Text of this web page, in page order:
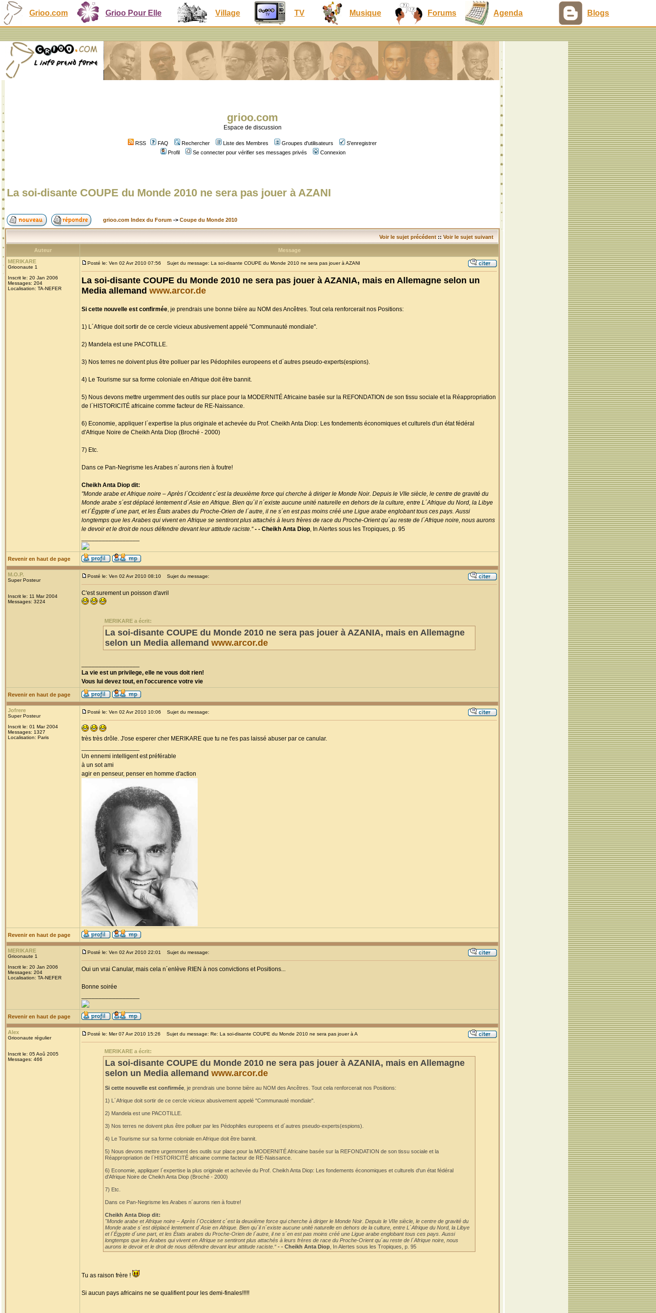
Grioo.com Grioo Pour Elle Village TV Musique Forums Agenda Blogs
grioo.com
Espace de discussion
RSS FAQ Rechercher Liste des Membres Groupes d'utilisateurs
S'enregistrer
Profil
Se connecter pour vérifier ses messages privés Connexion
La soi-disante COUPE du Monde 2010 ne sera pas jouer à AZANI
grioo.com Index du Forum -> Coupe du Monde 2010
Voir le sujet précédent :: Voir le sujet suivant
Auteur
Message
MERIKARE
Grioonaute 1
Inscrit le: 20 Jan 2006
Messages: 204
Localisation: TA-NEFER
Posté le: Ven 02 Avr 2010 07:56 Sujet du message: La soi-disante COUPE du Monde 2010 ne sera pas jouer à AZANI
La soi-disante COUPE du Monde 2010 ne sera pas jouer à AZANIA, mais en Allemagne selon un
Media allemand www.arcor.de
Si cette nouvelle est confirmée, je prendrais une bonne bière au NOM des Ancêtres. Tout cela renforcerait nos Positions:
1) L´Afrique doit sortir de ce cercle vicieux abusivement appelé "Communauté mondiale".
2) Mandela est une PACOTILLE.
3) Nos terres ne doivent plus être polluer par les Pédophiles europeens et d´autres pseudo-experts(espions).
4) Le Tourisme sur sa forme coloniale en Afrique doit être bannit.
5) Nous devons mettre urgemment des outils sur place pour la MODERNITÉ Africaine basée sur la REFONDATION de son tissu sociale et la Réappropriation
de l´HISTORICITÉ africaine comme facteur de RE-Naissance.
6) Economie, appliquer l´expertise la plus originale et achevée du Prof. Cheikh Anta Diop: Les fondements économiques et culturels d'un état fédéral
d'Afrique Noire de Cheikh Anta Diop (Broché - 2000)
7) Etc.
Dans ce Pan-Negrisme les Arabes n´aurons rien à foutre!
Cheikh Anta Diop dit:
"Monde arabe et Afrique noire – Après l´Occident c´est la deuxième force qui cherche à diriger le Monde Noir. Depuis le VIIe siècle, le centre de gravité du
Monde arabe s´est déplacé lentement d´Asie en Afrique. Bien qu´il n´existe aucune unité naturelle en dehors de la culture, entre L´Afrique du Nord, la Libye
et l´Égypte d´une part, et les États arabes du Proche-Orien de l´autre, il ne s´en est pas moins créé une Ligue arabe englobant tous ces pays. Aussi
longtemps que les Arabes qui vivent en Afrique se sentiront plus attachés à leurs frères de race du Proche-Orient qu´au reste de l´Afrique noire, nous aurons
le devoir et le droit de nous défendre devant leur attitude raciste.“ - - Cheikh Anta Diop, In Alertes sous les Tropiques, p. 95
Revenir en haut de page
M.O.P.
Super Posteur
Inscrit le: 11 Mar 2004
Messages: 3224
Posté le: Ven 02 Avr 2010 08:10 Sujet du message:
C'est surement un poisson d'avril
MERIKARE a écrit:
La soi-disante COUPE du Monde 2010 ne sera pas jouer à AZANIA, mais en Allemagne
selon un Media allemand www.arcor.de
La vie est un privilege, elle ne vous doit rien!
Vous lui devez tout, en l'occurence votre vie
Revenir en haut de page
Jofrere
Super Posteur
Inscrit le: 01 Mar 2004
Messages: 1327
Localisation: Paris
Posté le: Ven 02 Avr 2010 10:06 Sujet du message:
très très drôle. J'ose esperer cher MERIKARE que tu ne t'es pas laissé abuser par ce canular.
Un ennemi intelligent est préférable
à un sot ami
agir en penseur, penser en homme d'action
Revenir en haut de page
MERIKARE
Grioonaute 1
Inscrit le: 20 Jan 2006
Messages: 204
Localisation: TA-NEFER
Posté le: Ven 02 Avr 2010 22:01 Sujet du message:
Oui un vrai Canular, mais cela n´enlève RIEN à nos convictions et Positions...
Bonne soirée
Revenir en haut de page
Alex
Grioonaute régulier
Inscrit le: 05 Aoû 2005
Messages: 466
Posté le: Mer 07 Avr 2010 15:26 Sujet du message: Re: La soi-disante COUPE du Monde 2010 ne sera pas jouer à A
MERIKARE a écrit:
La soi-disante COUPE du Monde 2010 ne sera pas jouer à AZANIA, mais en Allemagne
selon un Media allemand www.arcor.de
Si cette nouvelle est confirmée , je prendrais une bonne bière au NOM des Ancêtres. Tout cela renforcerait nos Positions:
1) L´Afrique doit sortir de ce cercle vicieux abusivement appelé "Communauté mondiale".
2) Mandela est une PACOTILLE.
3) Nos terres ne doivent plus être polluer par les Pédophiles europeens et d´autres pseudo-experts(espions).
4) Le Tourisme sur sa forme coloniale en Afrique doit être bannit.
5) Nous devons mettre urgemment des outils sur place pour la MODERNITÉ Africaine basée sur la REFONDATION de son tissu sociale et la
Réappropriation de l´HISTORICITÉ africaine comme facteur de RE-Naissance.
6) Economie, appliquer l´expertise la plus originale et achevée du Prof. Cheikh Anta Diop: Les fondements économiques et culturels d'un état fédéral
d'Afrique Noire de Cheikh Anta Diop (Broché - 2000)
7) Etc.
Dans ce Pan-Negrisme les Arabes n´aurons rien à foutre!
Cheikh Anta Diop dit:
"Monde arabe et Afrique noire – Après l´Occident c´est la deuxième force qui cherche à diriger le Monde Noir. Depuis le VIIe siècle, le centre de gravité du
Monde arabe s´est déplacé lentement d´Asie en Afrique. Bien qu´il n´existe aucune unité naturelle en dehors de la culture, entre L´Afrique du Nord, la Libye
et l´Égypte d´une part, et les États arabes du Proche-Orien de l´autre, il ne s´en est pas moins créé une Ligue arabe englobant tous ces pays. Aussi
longtemps que les Arabes qui vivent en Afrique se sentiront plus attachés à leurs frères de race du Proche-Orient qu´au reste de l´Afrique noire, nous
aurons le devoir et le droit de nous défendre devant leur attitude raciste.“ - - Cheikh Anta Diop , In Alertes sous les Tropiques, p. 95
Tu as raison frère !
Si aucun pays africains ne se qualifient pour les demi-finales!!!!!